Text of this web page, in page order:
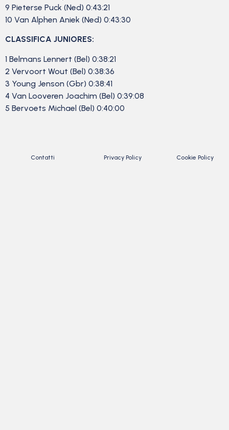
9 Pieterse Puck (Ned) 0:43:21
10 Van Alphen Aniek (Ned) 0:43:30
CLASSIFICA JUNIORES:
1 Belmans Lennert (Bel) 0:38:21
2 Vervoort Wout (Bel) 0:38:36
3 Young Jenson (Gbr) 0:38:41
4 Van Looveren Joachim (Bel) 0:39:08
5 Bervoets Michael (Bel) 0:40:00
Contatti Privacy Policy Cookie Policy